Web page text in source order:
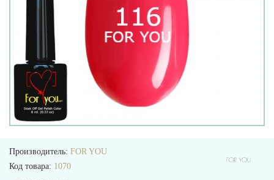
Производитель: FOR YOU
Код товара: 1070